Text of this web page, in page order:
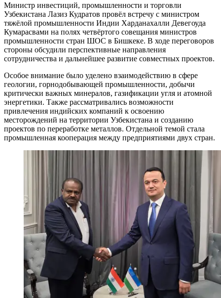
Министр инвестиций, промышленности и торговли
Узбекистана Лазиз Кудратов провёл встречу с министром
тяжёлой промышленности Индии Харданахалли Девегоуда
Кумарасвами на полях четвёртого совещания министров
промышленности стран ШОС в Бишкеке. В ходе переговоров
стороны обсудили перспективные направления
сотрудничества и дальнейшее развитие совместных проектов.
Особое внимание было уделено взаимодействию в сфере
геологии, горнодобывающей промышленности, добычи
критически важных минералов, газификации угля и атомной
энергетики. Также рассматривались возможности
привлечения индийских компаний к освоению
месторождений на территории Узбекистана и созданию
проектов по переработке металлов. Отдельной темой стала
промышленная кооперация между предприятиями двух стран.